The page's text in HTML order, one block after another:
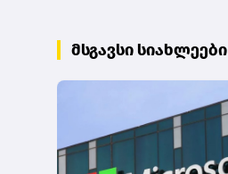
მსგავსი სიახლეები